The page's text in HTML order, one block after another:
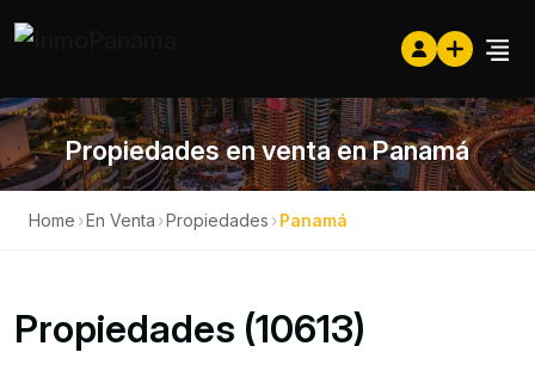
Propiedades en venta en Panamá
Home ›En Venta ›Propiedades ›Panamá
Propiedades (10613)